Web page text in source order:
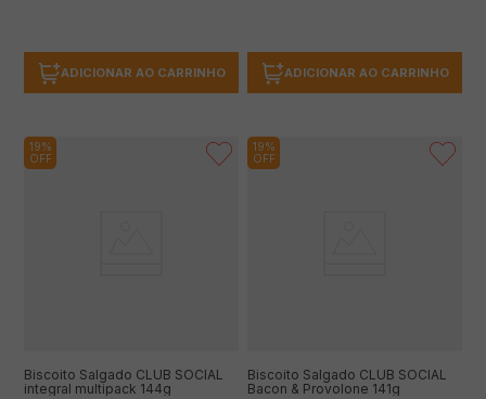
ADICIONAR AO CARRINHO ADICIONAR AO CARRINHO
19%
OFF
Biscoito Salgado CLUB SOCIAL
integral multipack 144g
19%
OFF
Biscoito Salgado CLUB SOCIAL
Bacon & Provolone 141g